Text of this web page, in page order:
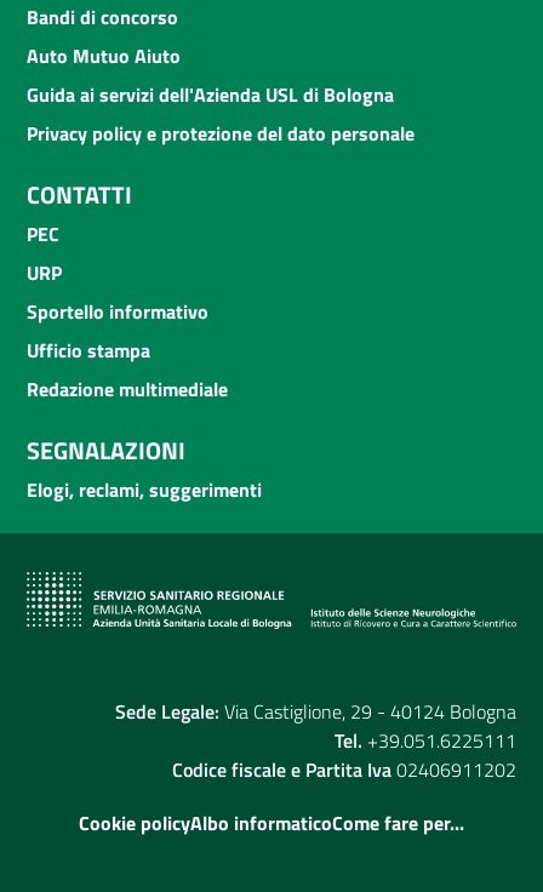
Bandi di concorso
Auto Mutuo Aiuto
Guida ai servizi dell'Azienda USL di Bologna
Privacy policy e protezione del dato personale
CONTATTI
PEC
URP
Sportello informativo
Ufficio stampa
Redazione multimediale
SEGNALAZIONI
Elogi, reclami, suggerimenti
Sede Legale: Via Castiglione, 29 - 40124 Bologna
Tel. +39.051.6225111
Codice fiscale e Partita Iva02406911202
Cookie policyAlbo informaticoCome fare per...